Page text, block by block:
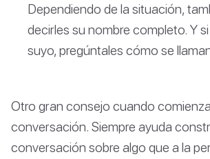
Dependiendo de la situación,
decirles su nombre completo. Y
suyo, pregúntales cómo se
Otro gran consejo cuando
conversación. Siempre ayuda
conversación sobre algo que a la